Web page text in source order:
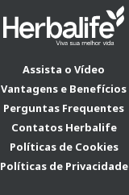
Assista o Vídeo
Vantagens e Benefícios
Perguntas Frequentes
Contatos Herbalife
Políticas de Cookies
Políticas de Privacidade